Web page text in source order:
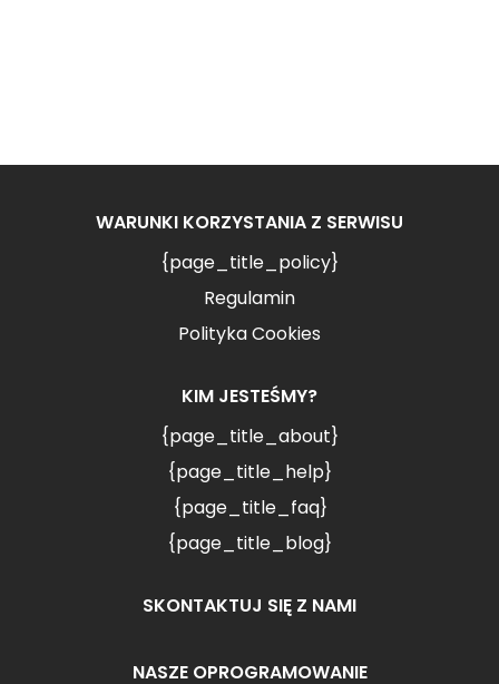
WARUNKI KORZYSTANIA Z SERWISU
{page_title_policy}
Regulamin
Polityka Cookies
KIM JESTEŚMY?
{page_title_about}
{page_title_help}
{page_title_faq}
{page_title_blog}
SKONTAKTUJ SIĘ Z NAMI
NASZE OPROGRAMOWANIE